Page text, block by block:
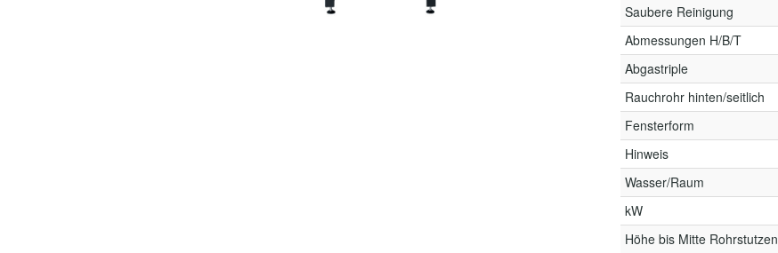
Saubere Reinigung
Abmessungen H/B/T
Abgastriple
Rauchrohr hinten/seitlich
Fensterform
Hinweis
Wasser/Raum
kW
Höhe bis Mitte Rohrstutzen